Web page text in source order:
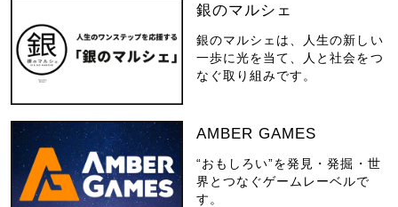
銀のマルシェ
銀のマルシェは、人生の新しい
一歩に光を当て、人と社会をつ
なぐ取り組みです。
AMBER GAMES
“おもしろい”を発見・発掘・世
界とつなぐゲームレーベルで
す。